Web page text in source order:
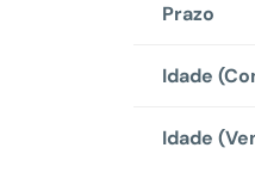
Prazo
Idade
Idade